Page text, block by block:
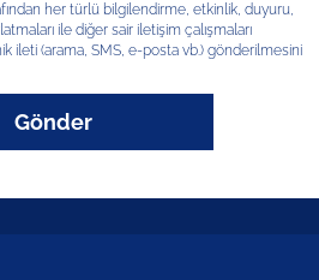
her türlü bilgilendirme, etkinlik, duyuru,
ile diğer sair iletişim çalışmaları
ileti (arama, SMS, e-posta vb.) gönderilmesini
Gönder